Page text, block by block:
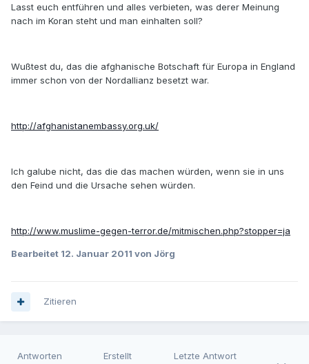
Lasst euch entführen und alles verbieten, was derer Meinung
nach im Koran steht und man einhalten soll?
Wußtest du, das die afghanische Botschaft für Europa in England
immer schon von der Nordallianz besetzt war.
http://afghanistanembassy.org.uk/
Ich galube nicht, das die das machen würden, wenn sie in uns
den Feind und die Ursache sehen würden.
http://www.muslime-gegen-terror.de/mitmischen.php?stopper=ja
Bearbeitet 12. Januar 2011 von Jörg
Zitieren
Antworten Erstellt Letzte Antwort